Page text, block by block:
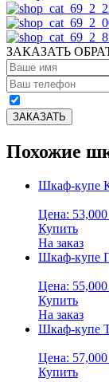
ЗАКАЗАТЬ
Похожие
Шкаф-купе
Цена: 53,000
Купить
На заказ
Шкаф-купе
Цена: 55,000
Купить
На заказ
Шкаф-купе
Цена: 57,000
Купить